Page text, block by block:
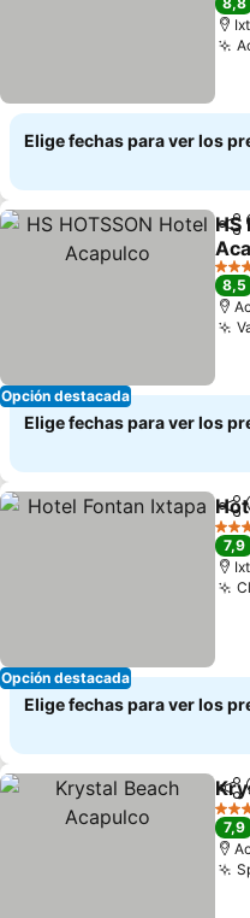
Elige fechas para ver los
Opción destacada
HS
Ver
4
8,5
Elige fechas para ver los
Opción destacada
3
7,9
Elige fechas para ver los
3
7,9